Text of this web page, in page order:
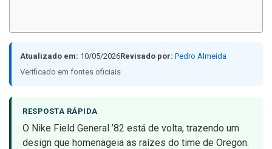
Atualizado em: 10/05/2026Revisado por: Pedro Almeida
Verificado em fontes oficiais
RESPOSTA RÁPIDA
O Nike Field General ’82 está de volta, trazendo um
design que homenageia as raízes do time de Oregon.